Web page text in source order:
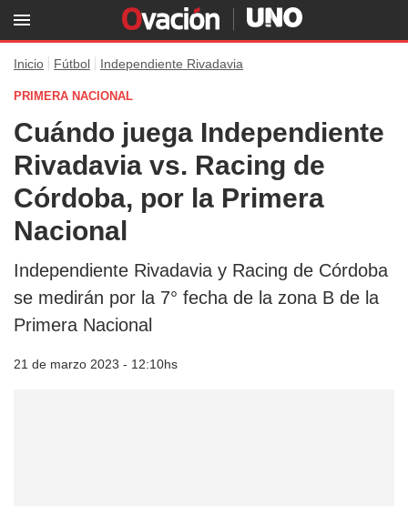
Inicio Fútbol Independiente Rivadavia
PRIMERA NACIONAL
Cuándo juega Independiente
Rivadavia vs. Racing de
Córdoba, por la Primera
Nacional
Independiente Rivadavia y Racing de Córdoba
se medirán por la 7° fecha de la zona B de la
Primera Nacional
21 de marzo 2023 - 12:10hs